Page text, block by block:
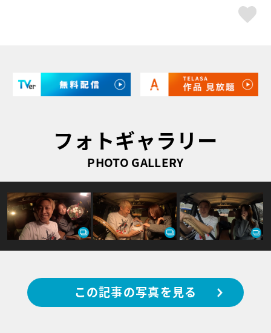
フォトギャラリー
PHOTO GALLERY
この記事の写真を見る